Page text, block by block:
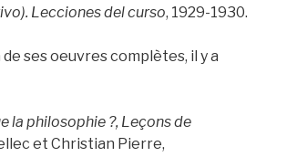
Lecciones del curso, 1929-1930.
ses oeuvres complètes, il y a
la philosophie ?, Leçons de
et Christian Pierre,